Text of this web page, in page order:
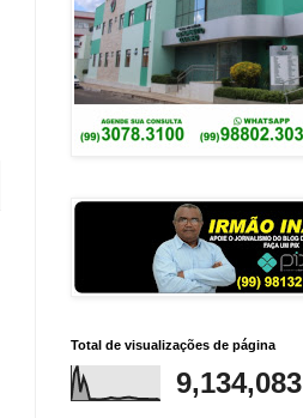
Total de visualizações de página
9,134,083